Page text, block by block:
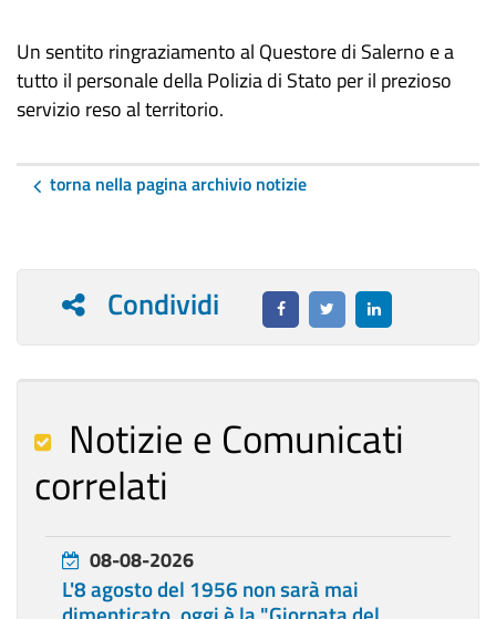
Un sentito ringraziamento al Questore di Salerno e a
tutto il personale della Polizia di Stato per il prezioso
servizio reso al territorio.
torna nella pagina archivio notizie
Condividi
Notizie e Comunicati
correlati
08-08-2026
L'8 agosto del 1956 non sarà mai